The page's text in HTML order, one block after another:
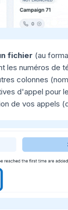
fichier (au
les numéros de
colonnes
d'appel pour
de vos appels